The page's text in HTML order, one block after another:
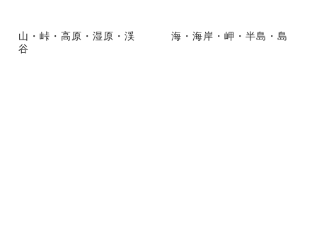
山・峠・高原・湿原・渓
谷
海・海岸・岬・半島・島